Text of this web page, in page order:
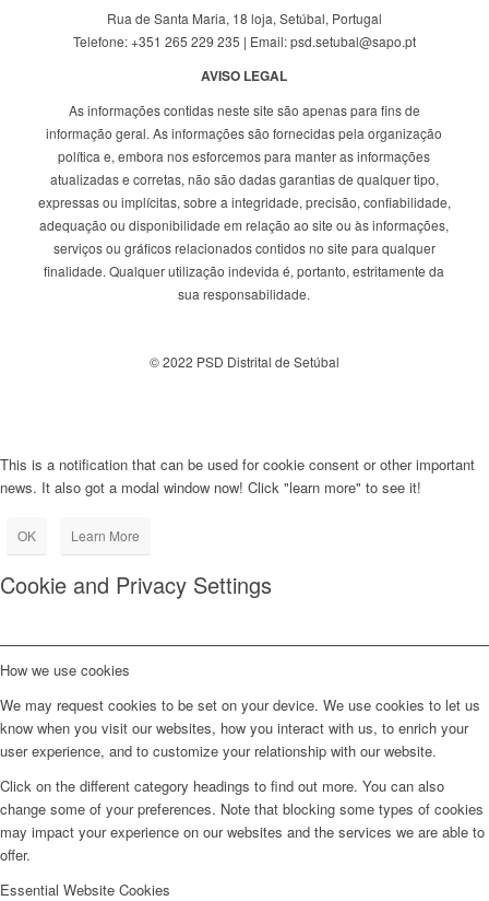
Rua de Santa Maria, 18 loja, Setúbal, Portugal
Telefone: +351 265 229 235 | Email: psd.setubal@sapo.pt
AVISO LEGAL
As informações contidas neste site são apenas para fins de
informação geral. As informações são fornecidas pela organização
política e, embora nos esforcemos para manter as informações
atualizadas e corretas, não são dadas garantias de qualquer tipo,
expressas ou implícitas, sobre a integridade, precisão, confiabilidade,
adequação ou disponibilidade em relação ao site ou às informações,
serviços ou gráficos relacionados contidos no site para qualquer
finalidade. Qualquer utilização indevida é, portanto, estritamente da
sua responsabilidade.
© 2022 PSD Distrital de Setúbal
This is a notification that can be used for cookie consent or other important
news. It also got a modal window now! Click "learn more" to see it!
OK Learn More
Cookie and Privacy Settings
How we use cookies
We may request cookies to be set on your device. We use cookies to let us
know when you visit our websites, how you interact with us, to enrich your
user experience, and to customize your relationship with our website.
Click on the different category headings to find out more. You can also
change some of your preferences. Note that blocking some types of cookies
may impact your experience on our websites and the services we are able to
offer.
Essential Website Cookies